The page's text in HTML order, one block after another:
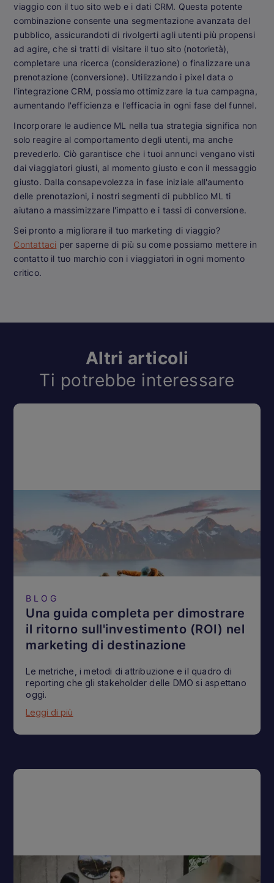
viaggio con il tuo sito web e i dati CRM. Questa potente
combinazione consente una segmentazione avanzata del
pubblico, assicurandoti di rivolgerti agli utenti più propensi
ad agire, che si tratti di visitare il tuo sito (notorietà),
completare una ricerca (considerazione) o finalizzare una
prenotazione (conversione). Utilizzando i pixel data o
l'integrazione CRM, possiamo ottimizzare la tua campagna,
aumentando l'efficienza e l'efficacia in ogni fase del funnel.
Incorporare le audience ML nella tua strategia significa non
solo reagire al comportamento degli utenti, ma anche
prevederlo. Ciò garantisce che i tuoi annunci vengano visti
dai viaggiatori giusti, al momento giusto e con il messaggio
giusto. Dalla consapevolezza in fase iniziale all'aumento
delle prenotazioni, i nostri segmenti di pubblico ML ti
aiutano a massimizzare l'impatto e i tassi di conversione.
Sei pronto a migliorare il tuo marketing di viaggio?
Contattaci per saperne di più su come possiamo mettere in
contatto il tuo marchio con i viaggiatori in ogni momento
critico.
Altri articoli
Ti potrebbe interessare
BLOG
Una guida completa per dimostrare
il ritorno sull'investimento (ROI) nel
marketing di destinazione
Le metriche, i metodi di attribuzione e il quadro di
reporting che gli stakeholder delle DMO si aspettano
oggi.
Leggi di più